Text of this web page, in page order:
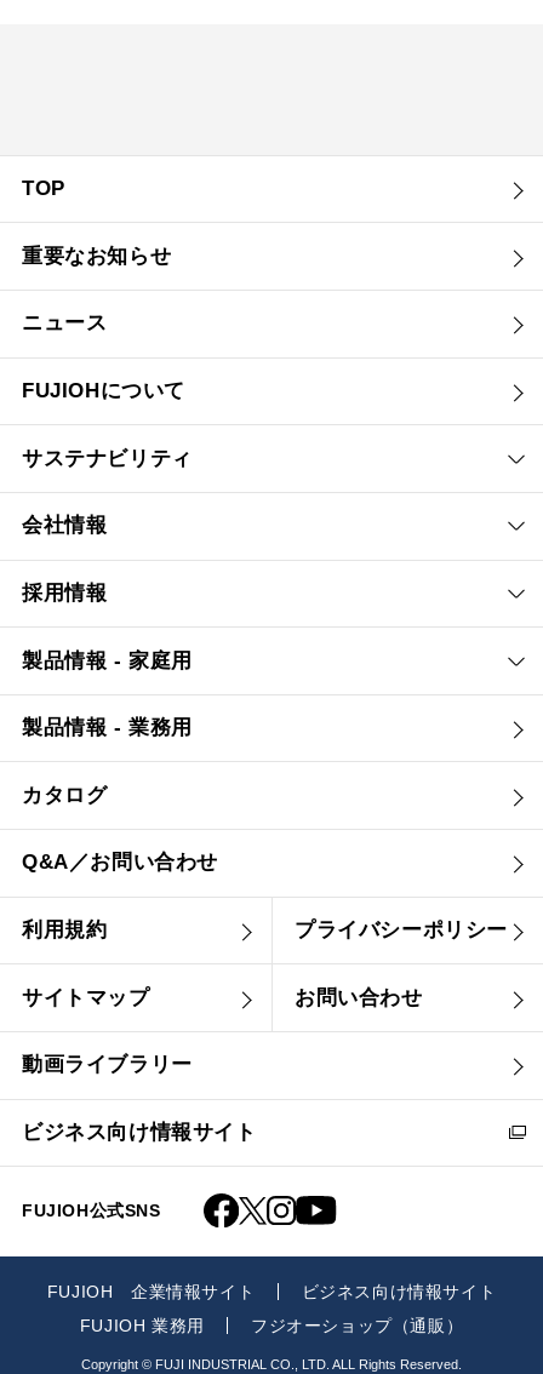
TOP
重要なお知らせ
ニュース
FUJIOHについて
サステナビリティ
会社情報
採用情報
製品情報 - 家庭用
製品情報 - 業務用
カタログ
Q&A／お問い合わせ
利用規約 プライバシーポリシー
サイトマップ お問い合わせ
動画ライブラリー
ビジネス向け情報サイト
FUJIOH公式SNS
FUJIOH 企業情報サイト
ビジネス向け情報サイト
FUJIOH 業務用
フジオーショップ（通販）
Copyright © FUJI INDUSTRIAL CO., LTD. ALL Rights Reserved.